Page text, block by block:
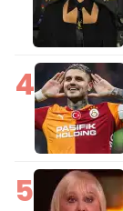
4
5